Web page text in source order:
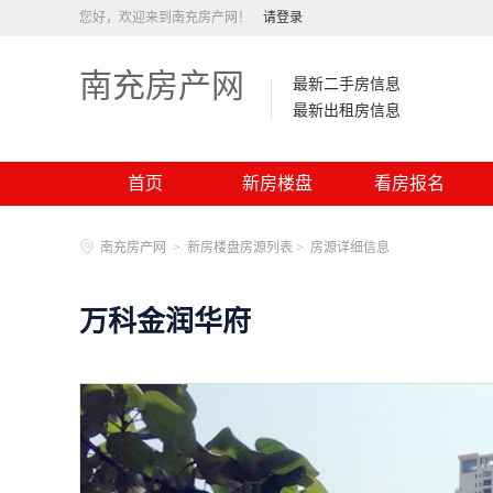
您好，欢迎来到南充房产网！ 请登录
南充房产网
最新二手房信息
最新出租房信息
首页 新房楼盘 看房报名
南充房产网 > 新房楼盘房源列表 > 房源详细信息
万科金润华府